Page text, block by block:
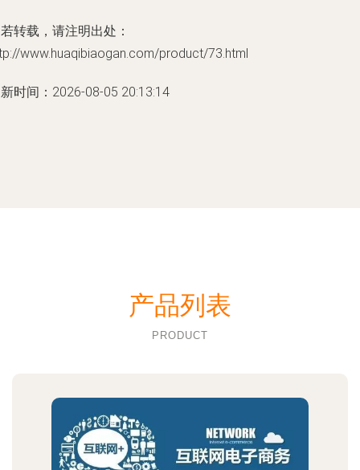
转载，请注明出处：
www.huaqibiaogan.com/product/73.html
时间：2026-08-05 20:13:14
产品列表
PRODUCT